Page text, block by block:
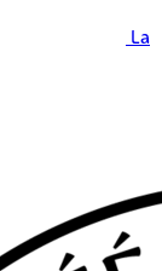
La